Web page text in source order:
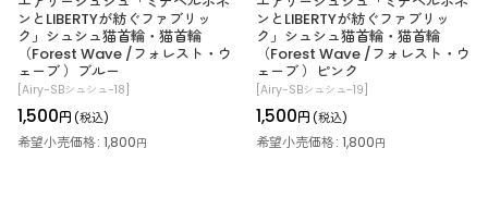
ンとLIBERTYが紡ぐファブリッ
ク」シュシュ猫首輪・猫首輪
（Forest Wave /フォレスト・ウ
ェーブ ）ブルー
[Airy-SBシュシュ-18]
1,500円 (税込)
希望小売価格: 1,800円
ンとLIBERTYが紡ぐファブリッ
ク」シュシュ猫首輪・猫首輪
（Forest Wave /フォレスト・ウ
ェーブ ）ピンク
[Airy-SBシュシュ-19]
1,500円 (税込)
希望小売価格: 1,800円